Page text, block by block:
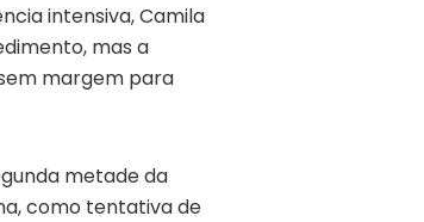
intensiva, Camila
mas a
margem para
metade da
como tentativa de